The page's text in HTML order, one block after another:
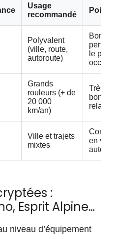
Usage
recommandé
Points
Polyvalent
(ville, route,
autoroute)
Bon
le plus
Grands
rouleurs (+ de
20 000
km/an)
Très
bon
Ville et trajets
mixtes
en
:
Esprit Alpine…
niveau d’équipement